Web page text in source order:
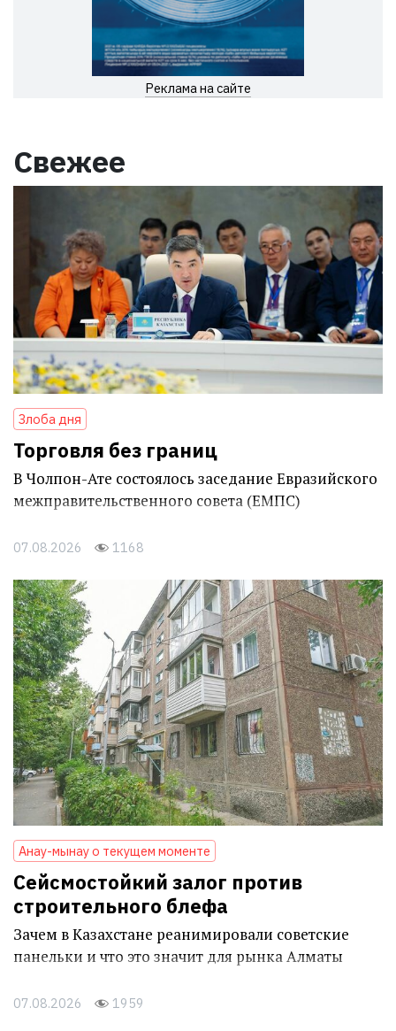
Реклама на сайте
Свежее
Злоба дня
Торговля без границ
В Чолпон-Ате состоялось заседание Евразийского
межправительственного совета (ЕМПС)
07.08.2026 1168
Анау-мынау о текущем моменте
Сейсмостойкий залог против
строительного блефа
Зачем в Казахстане реанимировали советские
панельки и что это значит для рынка Алматы
07.08.2026 1959